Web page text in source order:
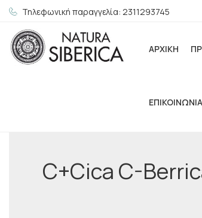
Τηλεφωνική παραγγελία: 2311293745
ΑΡΧΙΚΗ
ΕΠΙΚΟΙΝΩΝΙΑ
C+Cica C-